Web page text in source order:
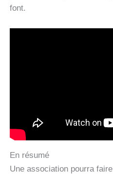
font.
En résumé
Une association pourra